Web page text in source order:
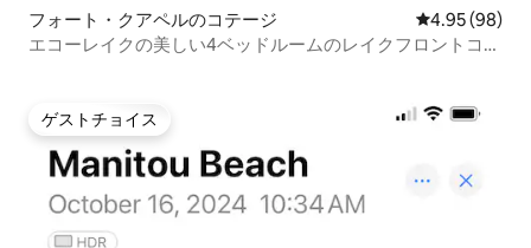
フォート・クアペルのコテージ レビュー98
4.95 (98)
エコーレイクの美しい4ベッドルームのレイクフロントコテ
ゲストチョイス
ゲストチョイス